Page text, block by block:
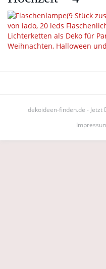
dekoideen-finden.de -